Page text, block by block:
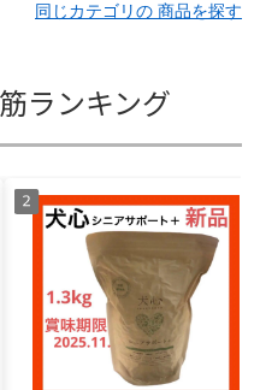
同じカテゴリの 商品を探す
ランキング